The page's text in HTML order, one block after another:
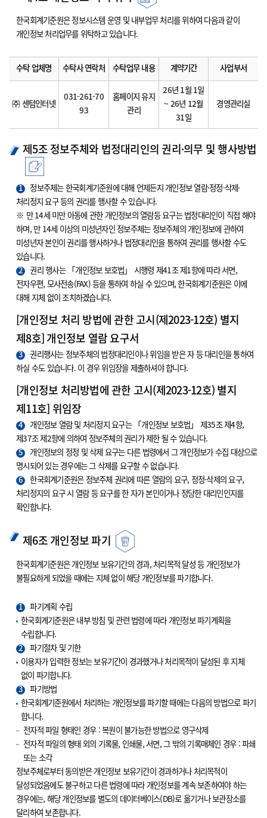
한국회계기준원은 정보시스템 운영 및 내부업무 처리를 위하여 다음과 같이
개인정보 처리업무를 위탁하고 있습니다.
수탁 업체명 수탁사 연락처 수탁업무 내용 계약기간 사업부서
㈜ 센텀인터넷
031-261-70
93
홈페이지 유지
관리
26년 1월 1일
~ 26년 12월
31일
경영관리실
제5조 정보주체와 법정대리인의 권리·의무 및 행사방법
1
정보주체는 한국회계기준원에 대해 언제든지 개인정보 열람·정정·삭제·
처리정지 요구 등의 권리를 행사할 수 있습니다.
※ 만 14세 미만 아동에 관한 개인정보의 열람등 요구는 법정대리인이 직접 해야
하며, 만 14세 이상의 미성년자인 정보주체는 정보주체의 개인정보에 관하여
미성년자 본인이 권리를 행사하거나 법정대리인을 통하여 권리를 행사할 수도
있습니다.
2
권리 행사는 「개인정보 보호법」 시행령 제41조 제1항에 따라 서면,
전자우편, 모사전송(FAX) 등을 통하여 하실 수 있으며, 한국회계기준원은 이에
대해 지체 없이 조치하겠습니다.
[개인정보 처리 방법에 관한 고시(제2023-12호) 별지
제8호] 개인정보 열람 요구서
3
권리행사는 정보주체의 법정대리인이나 위임을 받은 자 등 대리인을 통하여
하실 수도 있습니다. 이 경우 위임장을 제출하셔야 합니다.
[개인정보 처리방법에 관한 고시(제2023-12호) 별지
제11호] 위임장
4
개인정보 열람 및 처리정지 요구는 「개인정보 보호법」 제35조 제4항,
제37조 제2항에 의하여 정보주체의 권리가 제한 될 수 있습니다.
5
개인정보의 정정 및 삭제 요구는 다른 법령에서 그 개인정보가 수집 대상으로
명시되어 있는 경우에는 그 삭제를 요구할 수 없습니다.
6
한국회계기준원은 정보주체 권리에 따른 열람의 요구, 정정·삭제의 요구,
처리정지의 요구 시 열람 등 요구를 한 자가 본인이거나 정당한 대리인인지를
확인합니다.
제6조 개인정보 파기
한국회계기준원은 개인정보 보유기간의 경과, 처리목적 달성 등 개인정보가
불필요하게 되었을 때에는 지체 없이 해당 개인정보를 파기합니다.
1
파기계획 수립
한국회계기준원은 내부 방침 및 관련 법령에 따라 개인정보 파기계획을
수립합니다.
2
파기절차 및 기한
이용자가 입력한 정보는 보유기간이 경과했거나 처리목적이 달성된 후 지체
없이 파기합니다.
3
파기방법
한국회계기준원에서 처리하는 개인정보를 파기할 때에는 다음의 방법으로 파기
합니다.
전자적 파일 형태인 경우 : 복원이 불가능한 방법으로 영구삭제
전자적 파일의 형태 외의 기록물, 인쇄물, 서면, 그 밖의 기록매체인 경우 : 파쇄
또는 소각
정보주체로부터 동의받은 개인정보 보유기간이 경과하거나 처리목적이
달성되었음에도 불구하고 다른 법령에 따라 개인정보를 계속 보존하여야 하는
경우에는, 해당 개인정보를 별도의 데이터베이스(DB)로 옮기거나 보관장소를
달리하여 보존합니다.